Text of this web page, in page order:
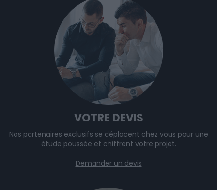
VOTRE DEVIS
Nos partenaires exclusifs se déplacent chez vous pour une
étude poussée et chiffrent votre projet.
Demander un devis